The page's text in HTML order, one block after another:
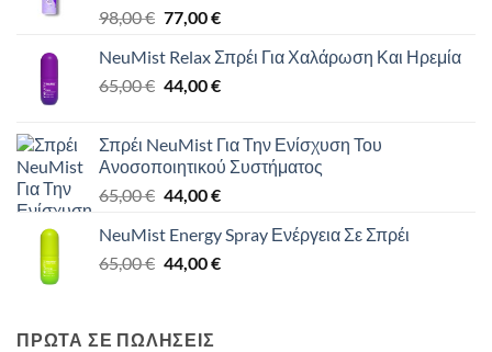
98,00€ Original
was:
98,00 €.
77,00€Η
τιμή
είναι:
NeuMist Relax Σπρέι Για Χαλάρωση Και Ηρεμία
65,00€ Original
65,00 €.
44,00€Η
είναι:
44,00 €.
Σπρέι NeuMist Για Την Ενίσχυση Του
Ανοσοποιητικού Συστήματος
65,00€ Original
was:
65,00 €.
44,00€Η
τιμή
είναι:
NeuMist Energy Spray Ενέργεια Σε Σπρέι
65,00€ Original
65,00 €.
44,00€Η
ΠΡΩΤΑ ΣΕ ΠΩΛΗΣΕΙΣ